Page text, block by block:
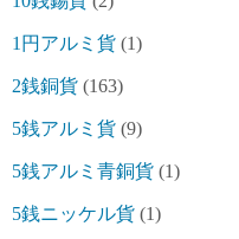
1円アルミ貨 (1)
2銭銅貨 (163)
5銭アルミ貨 (9)
5銭アルミ青銅貨 (1)
5銭ニッケル貨 (1)